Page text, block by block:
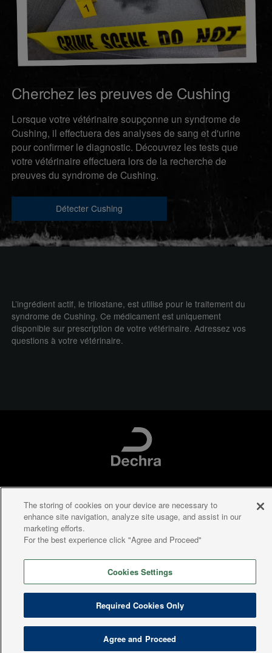
Cherchez les preuves de Cushing
Lorsque votre vétérinaire soupçonne un syndrome de
Cushing, il effectuera des analyses de sang et d'urine
pour confirmer le diagnostic. Découvrez les tests que
votre vétérinaire effectuera lors de la recherche de
preuves du syndrome de Cushing.
Détecter Cushing
L’ingrédient actif, le trilostane, est utilisé pour le traitement du
syndrome de Cushing. Ce médicament est uniquement
disponible sur prescription de votre vétérinaire. Adressez vos
questions à votre vétérinaire.
The storing of cookies on your device are necessary to
enhance site navigation, analyze site usage, and assist in our
marketing efforts.
For the best experience click "Agree and Proceed"
Cookies Settings
Required Cookies Only
Agree and Proceed